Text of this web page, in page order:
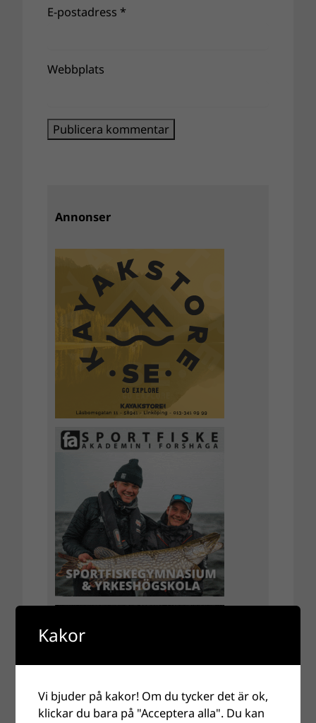
E-postadress *
Webbplats
Annonser
Kakor
Vi bjuder på kakor! Om du tycker det är ok,
klickar du bara på "Acceptera alla". Du kan